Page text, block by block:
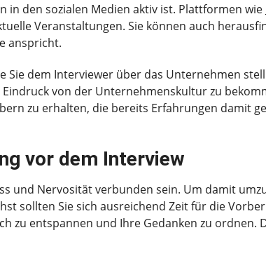
den sozialen Medien aktiv ist. Plattformen wie
Veranstaltungen. Sie können auch
anspricht.
Sie dem Interviewer über das Unternehmen
von der Unternehmenskultur zu
zu erhalten, die bereits Erfahrungen damit
vor dem Interview
und Nervosität verbunden sein. Um damit
sollten Sie sich ausreichend Zeit für die
zu entspannen und Ihre Gedanken zu ordnen.